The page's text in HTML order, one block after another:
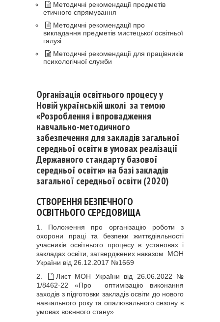
Методичні рекомендації предметів
етичного спрямування
Методичні рекомендації про
викладання предметів мистецької освітньої
галузі
Методичні рекомендації для працівників
психологічної служби
Організація освітнього процесу у
Новій українській школі за темою
«Розроблення і впровадження
навчально-методичного
забезпечення для закладів загальної
середньої освіти в умовах реалізації
Державного стандарту базової
середньої освіти» на базі закладів
загальної середньої освіти (2020)
СТВОРЕННЯ БЕЗПЕЧНОГО
ОСВІТНЬОГО СЕРЕДОВИЩА
1. Положення про організацію роботи з
охорони праці та безпеки життєдіяльності
учасників освітнього процесу в установах і
закладах освіти, затверджених наказом МОН
України від 26.12.2017 №1669
2.
Лист МОН України від 26.06.2022 №
1/8462-22 «Про оптимізацію виконання
заходів з підготовки закладів освіти до нового
навчального року та опалювального сезону в
умовах воєнного стану»